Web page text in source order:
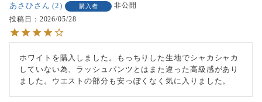
あさひ 2 購入者
非公開
投稿日
2026/05/28
ホワイトを購入しました。もっちりした生地でシャカシャカ
していない為、ラッシュパンツとはまた違った高級感があり
ました。ウエストの部分も安っぽくなく気に入りました。